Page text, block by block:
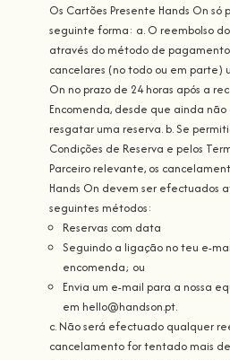
Os Cartões Presente Hands On
seguinte forma: a. O reembolso
através do método de
cancelares (no todo ou em parte)
On no prazo de 24 horas após a
Encomenda, desde que ainda
resgatar uma reserva. b. Se
Condições de Reserva e pelos
Parceiro relevante, os
Hands On devem ser efectuados
seguintes métodos:
Reservas com data
Seguindo a ligação no teu e-
encomenda; ou
Envia um e-mail para a nossa
em hello@handson.pt.
c. Não será efectuado qualquer
cancelamento for tentado mais